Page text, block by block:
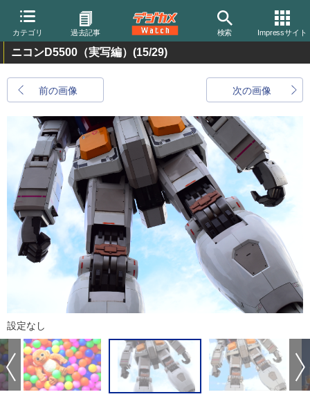
カテゴリ 過去記事 検索 Impressサイト
ニコンD5500（実写編） (15/29)
前の画像 次の画像
設定なし